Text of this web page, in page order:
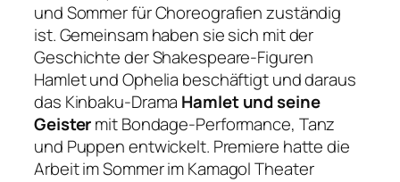
und Sommer für Choreografien zuständig
ist. Gemeinsam haben sie sich mit der
Geschichte der Shakespeare-Figuren
Hamlet und Ophelia beschäftigt und daraus
das Kinbaku-Drama Hamlet und seine
Geistermit Bondage-Performance, Tanz
und Puppen entwickelt. Premiere hatte die
Arbeit im Sommer im Kamagol Theater